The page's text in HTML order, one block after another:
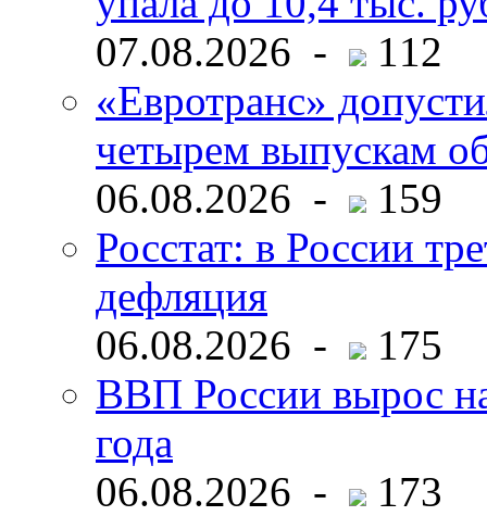
07.08.2026 -
112
«Евротранс»
четырем выпускам
06.08.2026 -
159
Росстат: в России
дефляция
06.08.2026 -
175
ВВП России вырос
года
06.08.2026 -
173